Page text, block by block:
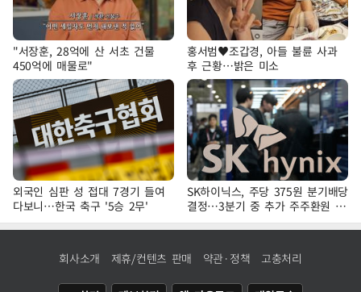
"서장훈, 28억에 산 서초 건물
450억에 매물로"
홍서범♥조갑경, 아들 불륜 사과
후 근황…밝은 미소
외국인 심판 성 접대 7경기 들여
다보니…한국 축구 '5승 2무'
SK하이닉스, 주당 375원 분기배당
결정…3분기 중 추가 주주환원 발
표
회사소개 제휴/컨텐츠 판매 약관·정책 고충처리